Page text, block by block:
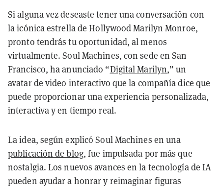
Si alguna vez deseaste tener una conversación con
la icónica estrella de Hollywood Marilyn Monroe,
pronto tendrás tu oportunidad, al menos
virtualmente. Soul Machines, con sede en San
Francisco, ha anunciado “Digital Marilyn,” un
avatar de video interactivo que la compañía dice que
puede proporcionar una experiencia personalizada,
interactiva y en tiempo real.
La idea, según explicó Soul Machines en una
publicación de blog, fue impulsada por más que
nostalgia. Los nuevos avances en la tecnología de IA
pueden ayudar a honrar y reimaginar figuras